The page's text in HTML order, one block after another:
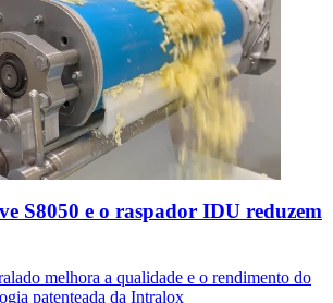
S8050 e o raspador IDU reduzem
melhora a qualidade e o rendimento do
patenteada da Intralox